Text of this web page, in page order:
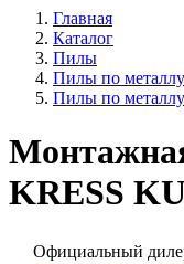
Главная
Каталог
Пилы
Пилы по металлу
Пилы по
KRESS
Официальный